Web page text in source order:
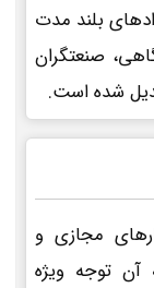
بلند مدت
صنعتگران
شده است.
مجازی و
آن توجه ویژه